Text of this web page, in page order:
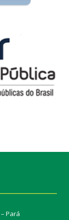
Pará